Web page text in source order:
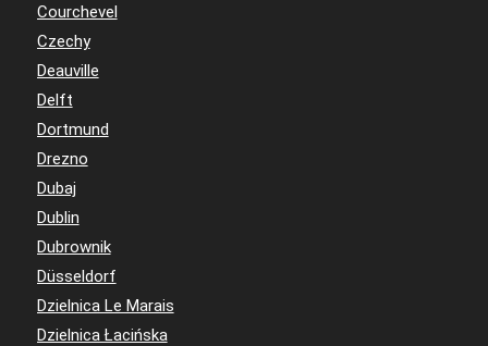
Courchevel
Czechy
Deauville
Delft
Dortmund
Drezno
Dubaj
Dublin
Dubrownik
Düsseldorf
Dzielnica Le Marais
Dzielnica Łacińska